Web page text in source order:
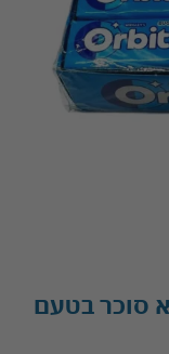
סוכר בטעם